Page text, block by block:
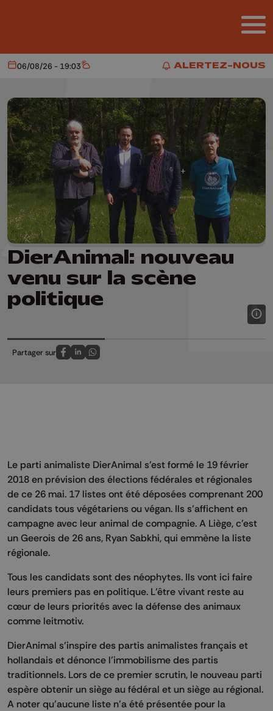
ALERTEZ-NOUS
ALERTEZ-NOUS
Aujourd'hui
06/08/26 - 19:03 Météo
DierAnimal: nouveau
venu sur la scène
politique
Partager sur
Partagez sur FaceBook
Partagez sur LinkedIn
Partagez sur Whatsapp
Le parti animaliste DierAnimal s’est formé le 19 février
2018 en prévision des élections fédérales et régionales
de ce 26 mai. 17 listes ont été déposées comprenant 200
candidats tous végétariens ou végan. Ils s’affichent en
campagne avec leur animal de compagnie. A Liège, c’est
un Geerois de 26 ans, Ryan Sabkhi, qui emmène la liste
régionale.
Tous les candidats sont des néophytes. Ils vont ici faire
leurs premiers pas en politique. L’être vivant reste au
cœur de leurs priorités avec la défense des animaux
comme leitmotiv.
DierAnimal s’inspire des partis animalistes français et
hollandais et dénonce l’immobilisme des partis
traditionnels. Lors de ce premier scrutin, le nouveau parti
espère obtenir un siège au fédéral et un siège au régional.
A noter qu’aucune liste n’a été présentée pour la